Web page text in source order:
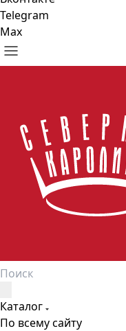
Telegram
Max
Каталог
По всему сайту